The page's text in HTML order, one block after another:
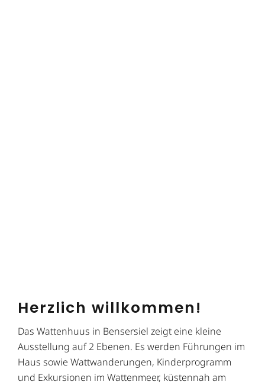
Herzlich willkommen!
Das Wattenhuus in Bensersiel zeigt eine kleine
Ausstellung auf 2 Ebenen. Es werden Führungen im
Haus sowie Wattwanderungen, Kinderprogramm
und Exkursionen im Wattenmeer, küstennah am